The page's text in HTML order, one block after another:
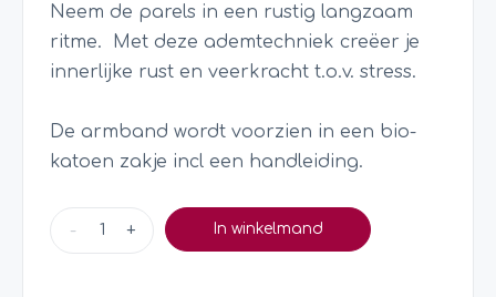
Neem de parels in een rustig langzaam
ritme. Met deze ademtechniek creëer je
innerlijke rust en veerkracht t.o.v. stress.
De armband wordt voorzien in een bio-
katoen zakje incl een handleiding.
- + In winkelmand